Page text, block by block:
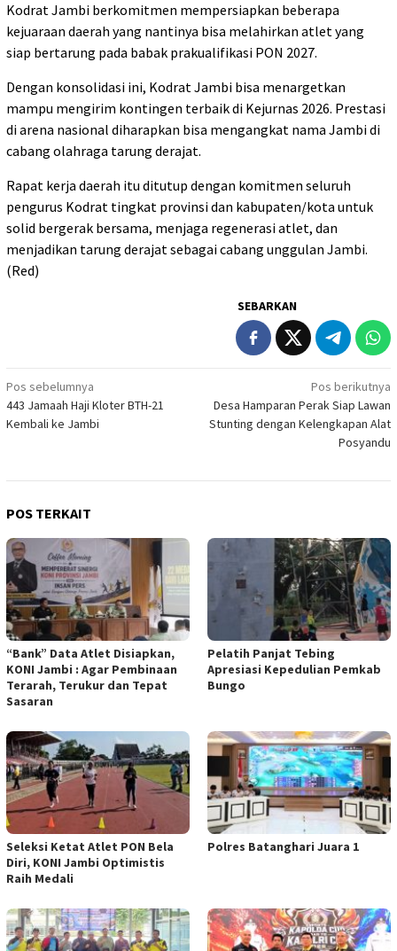
Kodrat Jambi berkomitmen mempersiapkan beberapa
kejuaraan daerah yang nantinya bisa melahirkan atlet yang
siap bertarung pada babak prakualifikasi PON 2027.
Dengan konsolidasi ini, Kodrat Jambi bisa menargetkan
mampu mengirim kontingen terbaik di Kejurnas 2026. Prestasi
di arena nasional diharapkan bisa mengangkat nama Jambi di
cabang olahraga tarung derajat.
Rapat kerja daerah itu ditutup dengan komitmen seluruh
pengurus Kodrat tingkat provinsi dan kabupaten/kota untuk
solid bergerak bersama, menjaga regenerasi atlet, dan
menjadikan tarung derajat sebagai cabang unggulan Jambi.
(Red)
SEBARKAN
Navigasi
pos
Pos sebelumnya
443 Jamaah Haji Kloter BTH-21
Kembali ke Jambi
Pos berikutnya
Desa Hamparan Perak Siap Lawan
Stunting dengan Kelengkapan Alat
Posyandu
POS TERKAIT
“Bank” Data Atlet Disiapkan,
KONI Jambi : Agar Pembinaan
Terarah, Terukur dan Tepat
Sasaran
Pelatih Panjat Tebing
Apresiasi Kepedulian Pemkab
Bungo
Seleksi Ketat Atlet PON Bela
Diri, KONI Jambi Optimistis
Raih Medali
Polres Batanghari Juara 1